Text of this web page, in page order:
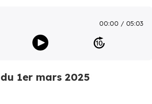
00:00 05:03
1er mars 2025